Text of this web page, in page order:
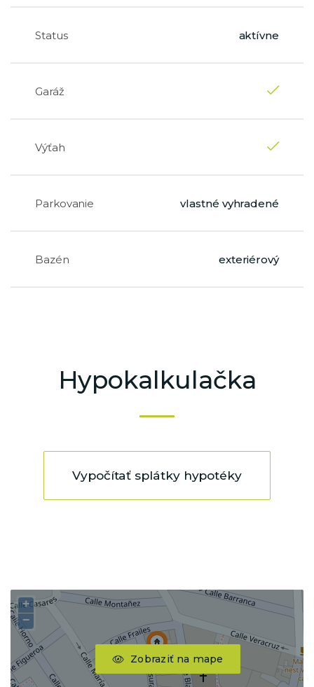
Status aktívne
Garáž
Výťah
Parkovanie vlastné vyhradené
Bazén exteriérový
Hypokalkulačka
Vypočítať splátky hypotéky
Zobraziť na mape
+
−